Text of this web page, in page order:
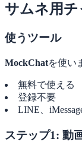
サムネ用
使うツール
MockChatを使い
無料で使える
登録不要
LINE、
ステップ1: 動